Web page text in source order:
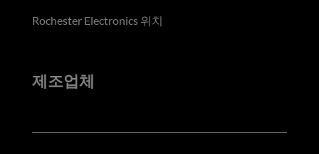
Rochester Electronics 위치
제조업체